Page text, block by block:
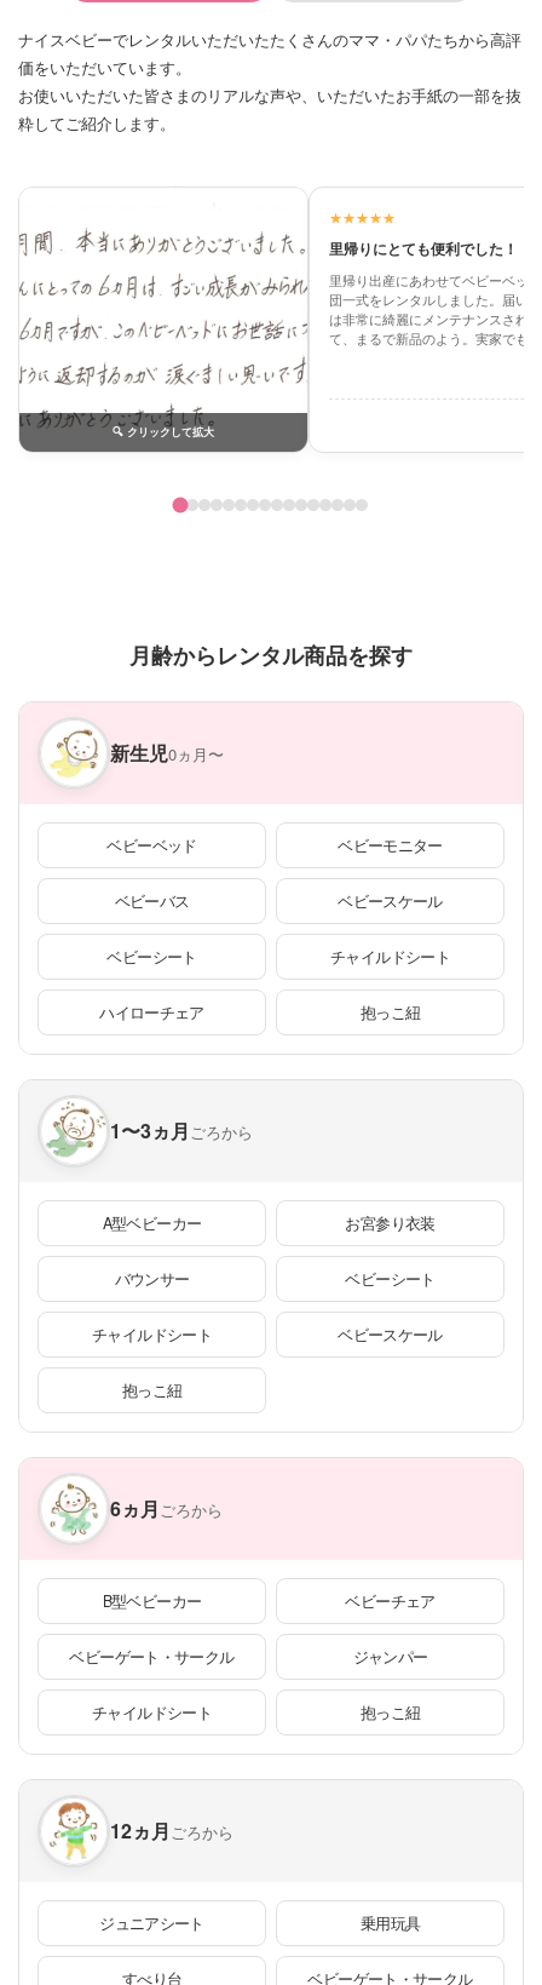
ナイスベビーでレンタルいただいたたくさんのママ・パパたちから高評
価をいただいています。
お使いいただいた皆さまのリアルな声や、いただいたお手紙の一部を抜
粋してご紹介します。
🔍 クリックして拡大
★★★★★
里帰りにとても便利でした！
里帰り出産にあわせてベビーベッ
団一式をレンタルしました。届い
は非常に綺麗にメンテナンスされ
て、まるで新品のよう。実家でも
月齢からレンタル商品を探す
新生児0ヵ月〜
ベビーベッド ベビーモニター
ベビーバス ベビースケール
ベビーシート チャイルドシート
ハイローチェア 抱っこ紐
1〜3ヵ月 ごろから
A型ベビーカー お宮参り衣装
バウンサー ベビーシート
チャイルドシート ベビースケール
抱っこ紐
6ヵ月 ごろから
B型ベビーカー ベビーチェア
ベビーゲート・サークル ジャンパー
チャイルドシート 抱っこ紐
12ヵ月 ごろから
ジュニアシート 乗用玩具
すべり台 ベビーゲート・サークル